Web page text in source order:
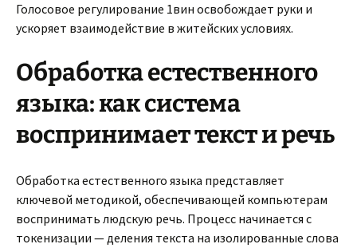
Голосовое регулирование 1вин освобождает руки и
ускоряет взаимодействие в житейских условиях.
Обработка естественного
языка: как система
воспринимает текст и речь
Обработка естественного языка представляет
ключевой методикой, обеспечивающей компьютерам
воспринимать людскую речь. Процесс начинается с
токенизации — деления текста на изолированные слова